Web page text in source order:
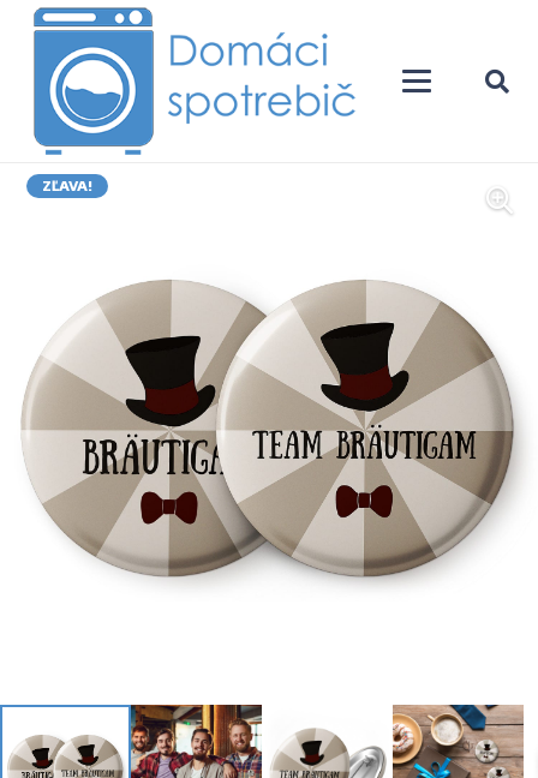
ZĽAVA!